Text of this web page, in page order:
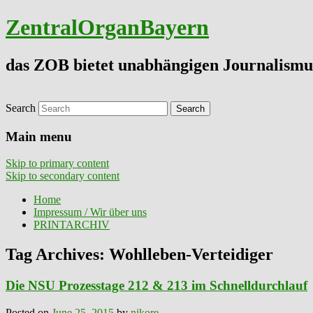
ZentralOrganBayern
das ZOB bietet unabhängigen
Search
Main menu
Skip to primary content
Skip to secondary content
Home
Impressum / Wir über uns
PRINTARCHIV
Tag Archives: Wohlleben-Verteidiger
Die NSU Prozesstage 212 & 213 im Schnelldurchlauf